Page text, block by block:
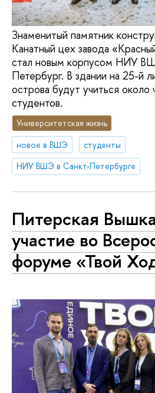
Знаменитый памятник
Канатный цех завода
стал новым корпусом НИУ
Петербург. В здании на 25-й
острова будут учиться около
студентов.
Университетская жизнь
новое в ВШЭ
студенты
НИУ ВШЭ в Санкт-Петербурге
Питерская
участие во
форуме «Твой